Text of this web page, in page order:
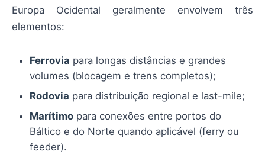
Europa Ocidental geralmente envolvem três
elementos:
Ferrovia para longas distâncias e grandes
volumes (blocagem e trens completos);
Rodovia para distribuição regional e last-mile;
Marítimo para conexões entre portos do
Báltico e do Norte quando aplicável (ferry ou
feeder).